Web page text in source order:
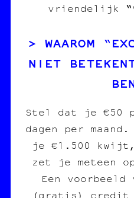
vriendelijk
WAAROM
NIET
Stel dat je €50
dagen per maand.
je €1.500
zet je meteen
Een
(gratis) credit